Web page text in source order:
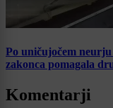
Po uničujočem
zakonca pomagala
Komentarji